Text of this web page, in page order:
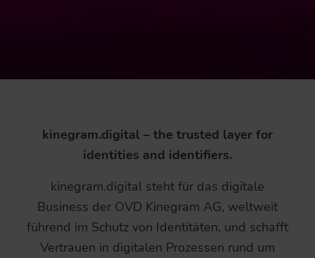
kinegram.digital – the trusted layer for
identities and identifiers.
kinegram.digital steht für das digitale
Business der OVD Kinegram AG, weltweit
führend im Schutz von Identitäten, und schafft
Vertrauen in digitalen Prozessen rund um